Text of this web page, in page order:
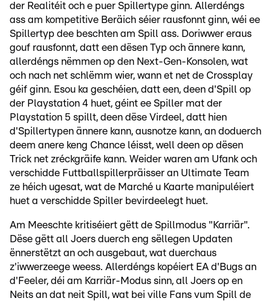
der Realitéit och e puer Spillertype ginn. Allerdéngs
ass am kompetitive Beräich séier rausfonnt ginn, wéi ee
Spillertyp dee beschten am Spill ass. Doriwwer eraus
gouf rausfonnt, datt een dësen Typ och ännere kann,
allerdéngs nëmmen op den Next-Gen-Konsolen, wat
och nach net schlëmm wier, wann et net de Crossplay
géif ginn. Esou ka geschéien, datt een, deen d'Spill op
der Playstation 4 huet, géint ee Spiller mat der
Playstation 5 spillt, deen dëse Virdeel, datt hien
d'Spillertypen ännere kann, ausnotze kann, an doduerch
deem anere keng Chance léisst, well deen op dësen
Trick net zréckgräife kann. Weider waren am Ufank och
verschidde Futtballspillerpräisser an Ultimate Team
ze héich ugesat, wat de Marché u Kaarte manipuléiert
huet a verschidde Spiller bevirdeelegt huet.
Am Meeschte kritiséiert gëtt de Spillmodus "Karriär".
Dëse gëtt all Joers duerch eng sëllegen Updaten
ënnerstëtzt an och ausgebaut, wat duerchaus
z'iwwerzeege weess. Allerdéngs kopéiert EA d'Bugs an
d'Feeler, déi am Karriär-Modus sinn, all Joers op en
Neits an dat neit Spill, wat bei ville Fans vum Spill de